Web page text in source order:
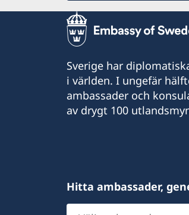
Sverige har
i världen. I ungefär
ambassader och
av drygt 100
Hitta ambassader,
Välj